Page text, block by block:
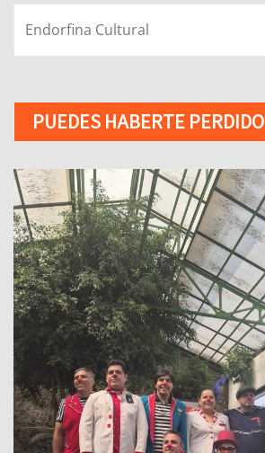
Endorfina Cultural
PUEDES HABERTE PERDIDO